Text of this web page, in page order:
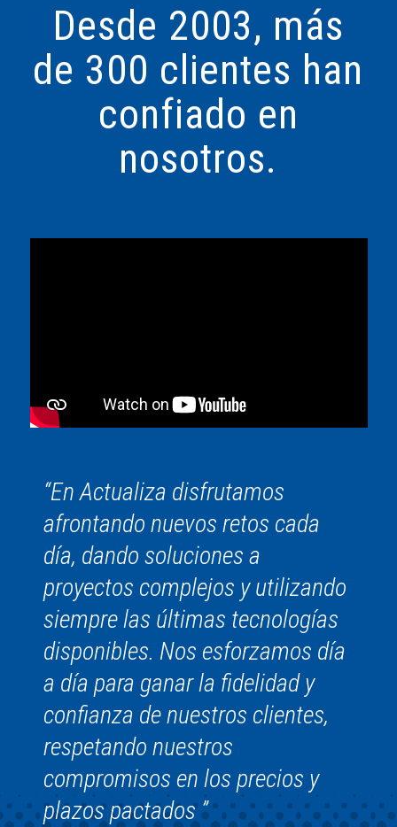
Desde 2003, más
de 300 clientes han
confiado en
nosotros.
“En Actualiza disfrutamos
afrontando nuevos retos cada
día, dando soluciones a
proyectos complejos y utilizando
siempre las últimas tecnologías
disponibles. Nos esforzamos día
a día para ganar la fidelidad y
confianza de nuestros clientes,
respetando nuestros
compromisos en los precios y
plazos pactados ”